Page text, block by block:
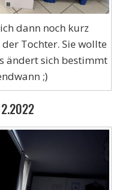
dann noch kurz
Tochter. Sie wollte
ändert sich bestimmt
;)